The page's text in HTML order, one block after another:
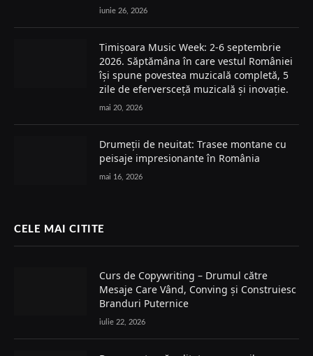
iunie 26, 2026
Timișoara Music Week: 2-6 septembrie
2026. Săptămâna în care vestul României
își spune povestea muzicală completă, 5
zile de eferversceță muzicală și inovație.
mai 20, 2026
Drumeții de neuitat: Trasee montane cu
peisaje impresionante în România
mai 16, 2026
CELE MAI CITITE
Curs de Copywriting – Drumul către
Mesaje Care Vând, Conving și Construiesc
Branduri Puternice
iulie 22, 2026